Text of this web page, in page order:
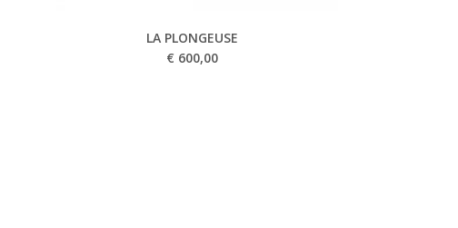
LA PLONGEUSE
€ 600,00